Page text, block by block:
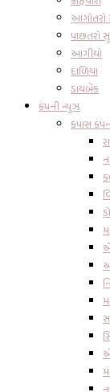
આગોતરો
પાછતરો
આગીયો
દાળિયા
ડાયબેક
કંપની ન્યુઝ
કપાસ